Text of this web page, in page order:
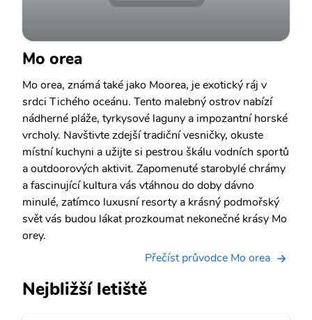
Mo orea
Mo orea, známá také jako Moorea, je exotický ráj v
srdci Tichého oceánu. Tento malebný ostrov nabízí
nádherné pláže, tyrkysové laguny a impozantní horské
vrcholy. Navštivte zdejší tradiční vesničky, okuste
místní kuchyni a užijte si pestrou škálu vodních sportů
a outdoorových aktivit. Zapomenuté starobylé chrámy
a fascinující kultura vás vtáhnou do doby dávno
minulé, zatímco luxusní resorty a krásný podmořský
svět vás budou lákat prozkoumat nekonečné krásy Mo
orey.
Přečíst průvodce Mo orea
Nejbližší letiště